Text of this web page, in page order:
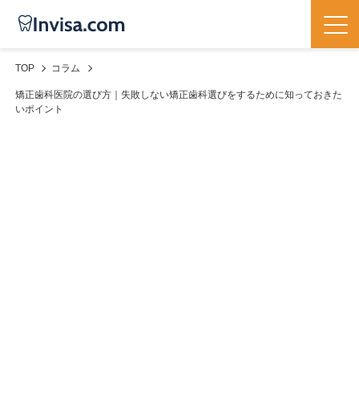
TOP コラム
​​矯正歯科医院の選び方｜失敗しない矯正歯科選びをするために知っておきた
いポイント